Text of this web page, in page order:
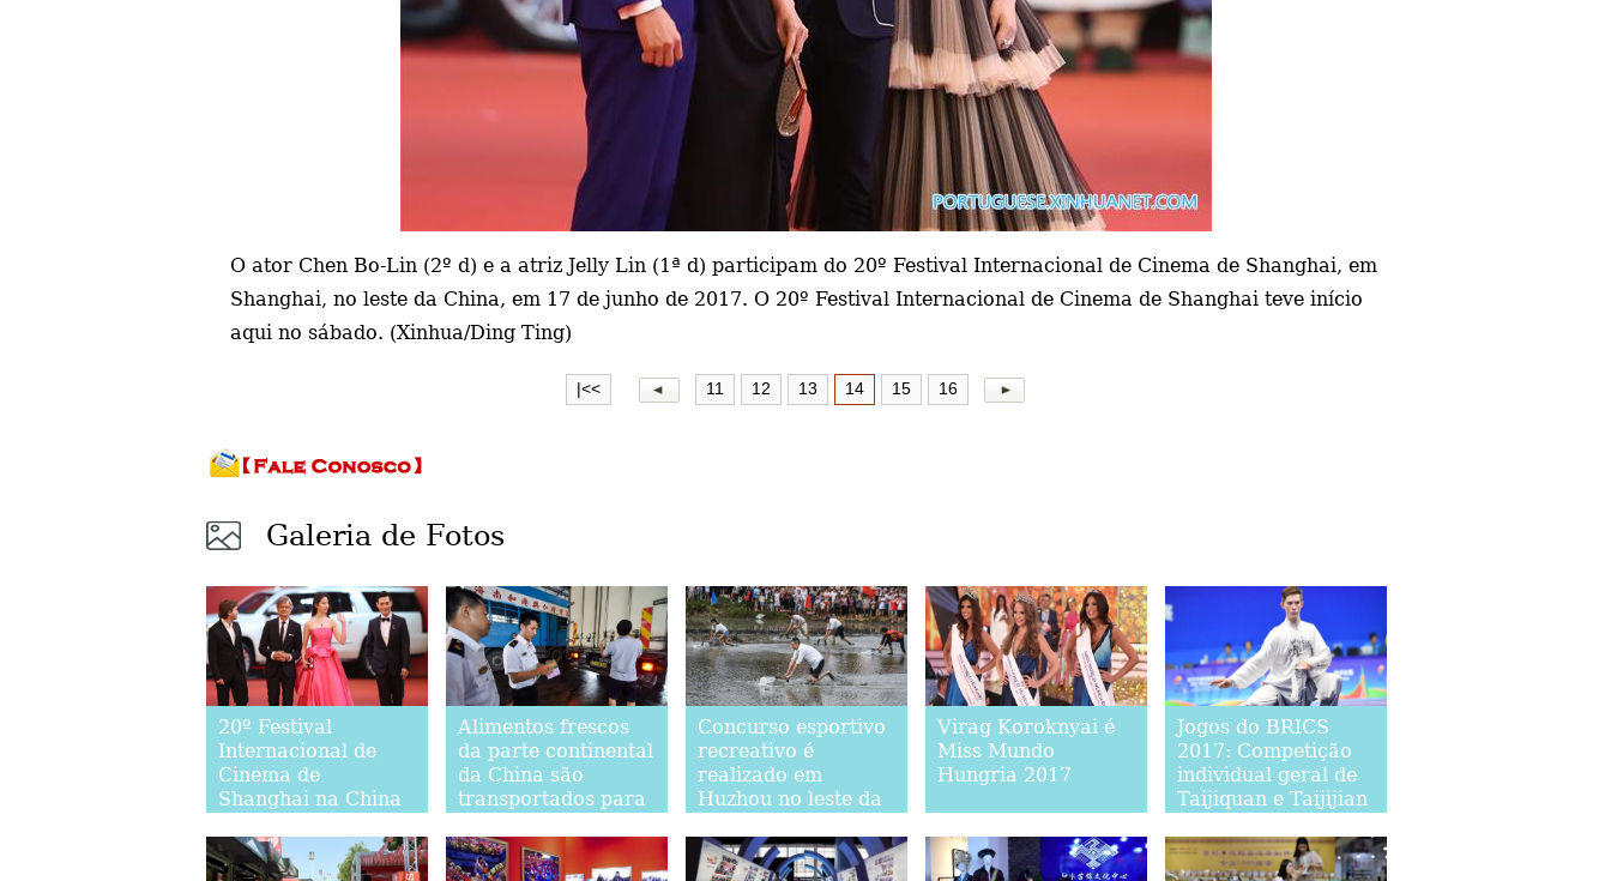
O ator Chen Bo-Lin (2º d) e a atriz Jelly Lin (1ª d) participam do 20º Festival Internacional de Cinema de Shanghai, em
Shanghai, no leste da China, em 17 de junho de 2017. O 20º Festival Internacional de Cinema de Shanghai teve início
aqui no sábado. (Xinhua/Ding Ting)
|<< 11 12 13 14 15 16
Galeria de Fotos
20º Festival
Internacional de
Cinema de
Shanghai na China
Alimentos frescos
da parte continental
da China são
transportados para
Kong
Concurso esportivo
recreativo é
realizado em
Huzhou no leste da
Virag Koroknyai é
Miss Mundo
Hungria 2017
Jogos do BRICS
2017: Competição
individual geral de
Taijiquan e Taijijian